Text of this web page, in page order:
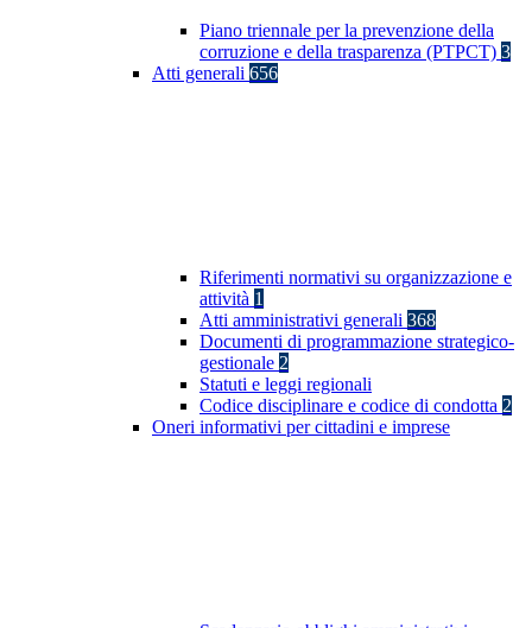
Piano triennale per la prevenzione della
corruzione e della trasparenza (PTPCT) 3
Atti generali 656
Riferimenti normativi su organizzazione e
attività 1
Atti amministrativi generali 368
Documenti di programmazione strategico-
gestionale 2
Statuti e leggi regionali
Codice disciplinare e codice di condotta 2
Oneri informativi per cittadini e imprese